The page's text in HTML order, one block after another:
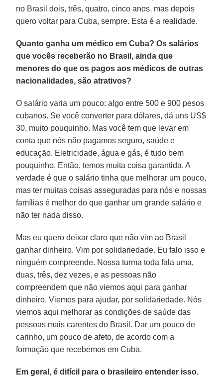
no Brasil dois, três, quatro, cinco anos, mas depois
quero voltar para Cuba, sempre. Esta é a realidade.
Quanto ganha um médico em Cuba? Os salários
que vocês receberão no Brasil, ainda que
menores do que os pagos aos médicos de outras
nacionalidades, são atrativos?
O salário varia um pouco: algo entre 500 e 900 pesos
cubanos. Se você converter para dólares, dá uns US$
30, muito pouquinho. Mas você tem que levar em
conta que nós não pagamos seguro, saúde e
educação. Eletricidade, água e gás, é tudo bem
pouquinho. Então, temos muita coisa garantida. A
verdade é que o salário tinha que melhorar um pouco,
mas ter muitas coisas asseguradas para nós e nossas
famílias é melhor do que ganhar um grande salário e
não ter nada disso.
Mas eu quero deixar claro que não vim ao Brasil
ganhar dinheiro. Vim por solidariedade. Eu falo isso e
ninguém compreende. Nossa turma toda fala uma,
duas, três, dez vezes, e as pessoas não
compreendem que não viemos aqui para ganhar
dinheiro. Viemos para ajudar, por solidariedade. Nós
viemos aqui melhorar as condições de saúde das
pessoas mais carentes do Brasil. Dar um pouco de
carinho, um pouco de afeto, de acordo com a
formação que recebemos em Cuba.
Em geral, é difícil para o brasileiro entender isso.